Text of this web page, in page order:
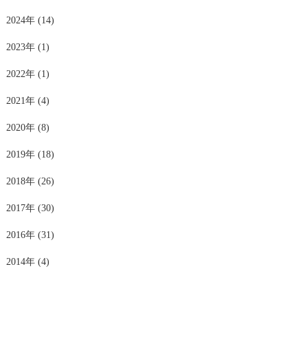
2024年 (14)
2023年 (1)
2022年 (1)
2021年 (4)
2020年 (8)
2019年 (18)
2018年 (26)
2017年 (30)
2016年 (31)
2014年 (4)